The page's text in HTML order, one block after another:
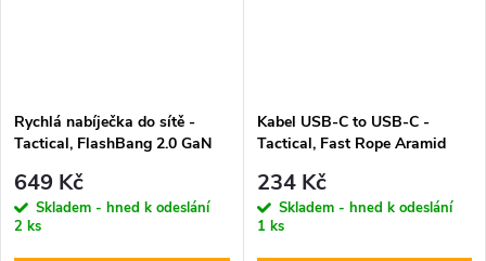
Rychlá nabíječka do sítě -
Tactical, FlashBang 2.0 GaN
649 Kč
Skladem - hned k odeslání
2 ks
Kabel USB-C to USB-C -
Tactical, Fast Rope Aramid
234 Kč
Skladem - hned k odeslání
1 ks